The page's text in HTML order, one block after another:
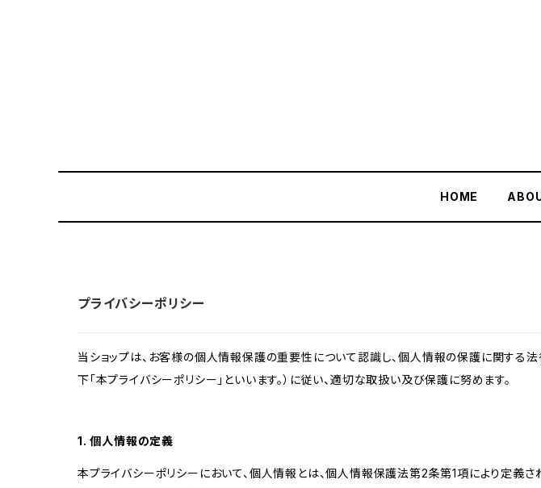
HOME
プライバシーポリシー
当ショップは、お客様の個人情報保護の重要性について認識し、個人情報の保護に関する法
下「本プライバシーポリシー」といいます。）に従い、適切な取扱い及び保護に努めます。
1. 個人情報の定義
本プライバシーポリシーにおいて、個人情報とは、個人情報保護法第2条第1項により定義